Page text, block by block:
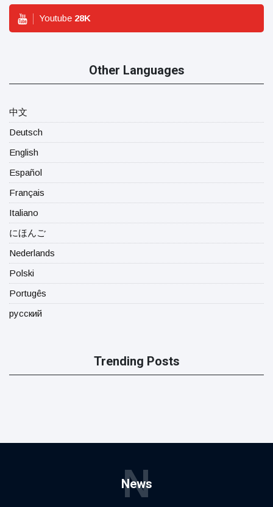
Youtube 28K
Other Languages
中文
Deutsch
English
Español
Français
Italiano
にほんご
Nederlands
Polski
Portugês
русский
Trending Posts
News
N